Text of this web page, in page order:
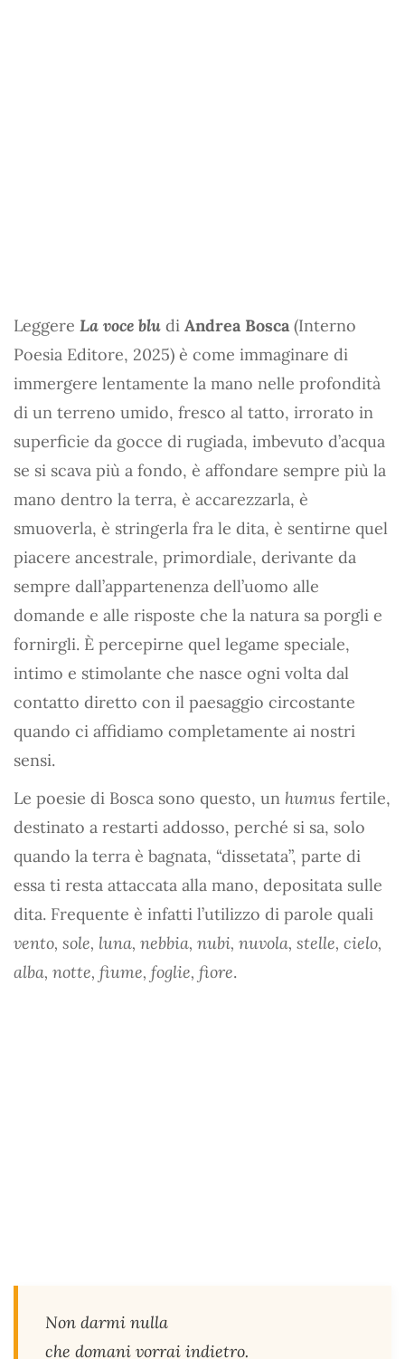
Leggere La voce blu di Andrea Bosca (Interno
Poesia Editore, 2025) è come immaginare di
immergere lentamente la mano nelle profondità
di un terreno umido, fresco al tatto, irrorato in
superficie da gocce di rugiada, imbevuto d’acqua
se si scava più a fondo, è affondare sempre più la
mano dentro la terra, è accarezzarla, è
smuoverla, è stringerla fra le dita, è sentirne quel
piacere ancestrale, primordiale, derivante da
sempre dall’appartenenza dell’uomo alle
domande e alle risposte che la natura sa porgli e
fornirgli. Ѐ percepirne quel legame speciale,
intimo e stimolante che nasce ogni volta dal
contatto diretto con il paesaggio circostante
quando ci affidiamo completamente ai nostri
sensi.
Le poesie di Bosca sono questo, un humus fertile,
destinato a restarti addosso, perché si sa, solo
quando la terra è bagnata, “dissetata”, parte di
essa ti resta attaccata alla mano, depositata sulle
dita. Frequente è infatti l’utilizzo di parole quali
vento, sole, luna, nebbia, nubi, nuvola, stelle, cielo,
alba, notte, fiume, foglie, fiore.
Non darmi nulla
che domani vorrai indietro.